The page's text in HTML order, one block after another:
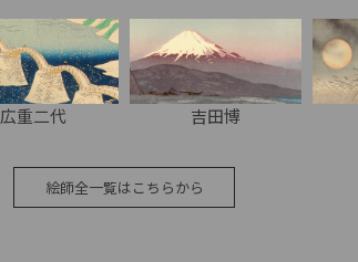
広重二代 吉田博
絵師全一覧はこちらから